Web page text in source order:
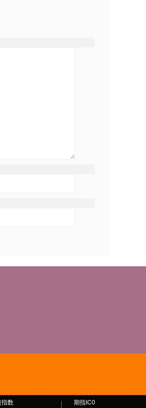
指数
期指IC0